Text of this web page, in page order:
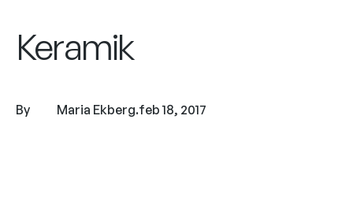
Keramik
By Maria Ekberg.feb 18, 2017